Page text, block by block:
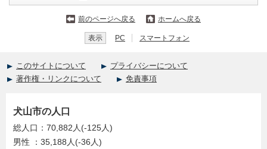
前のページへ戻る ホームへ戻る
表示 PC スマートフォン
このサイトについて
プライバシーについて
著作権・リンクについて
免責事項
犬山市の人口
総人口：70,882人(-125人)
男性 ：35,188人(-36人)